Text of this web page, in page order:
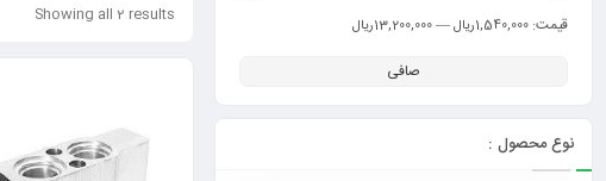
Showing all 2 results
صافی
قيمت: 1,540,000ریال —13,200,000ریال
نوع محصول :